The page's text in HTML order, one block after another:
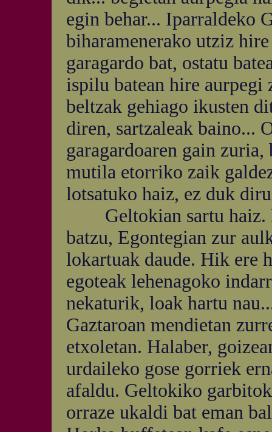
egin behar... Iparraldeko
biharamenerako utziz
garagardo bat, ostatu
ispilu batean hire
beltzak gehiago ikusten
diren, sartzaleak baino...
garagardoaren gain
mutila etorriko zaik
lotsatuko haiz, ez duk
Geltokian sartu haiz.
batzu, Egontegian zur
lokartuak daude. Hik ere
egoteak lehenagoko
nekaturik, loak hartu
Gaztaroan mendietan
etxoletan. Halaber,
urdaileko gose gorriek
afaldu. Geltokiko
orraze ukaldi bat eman